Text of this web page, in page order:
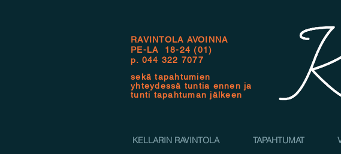
RAVINTOLA AVOINNA
PE-LA 18-24 (01)
p. 044 322 7077
sekä tapahtumien
yhteydessä tuntia ennen ja
tunti tapahtuman jälkeen
KELLARIN RAVINTOLA TAPAHTUMAT